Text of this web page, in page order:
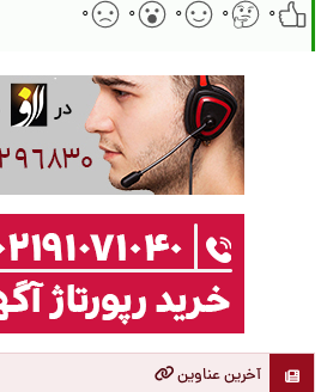
۰
۰ ۰ ۰ ۰
آخرین عناوین